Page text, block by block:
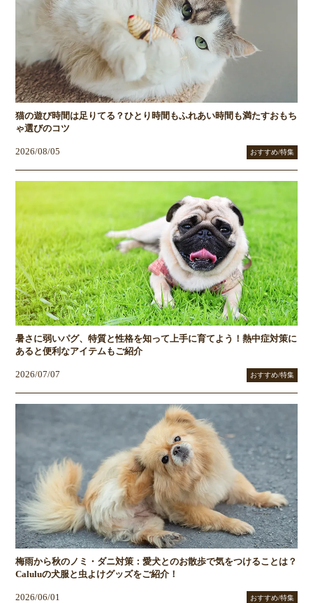
猫の遊び時間は足りてる？ひとり時間もふれあい時間も満たすおもち
ゃ選びのコツ
2026/08/05 おすすめ/特集
暑さに弱いパグ、特質と性格を知って上手に育てよう！熱中症対策に
あると便利なアイテムもご紹介
2026/07/07 おすすめ/特集
梅雨から秋のノミ・ダニ対策：愛犬とのお散歩で気をつけることは？
Caluluの犬服と虫よけグッズをご紹介！
2026/06/01 おすすめ/特集